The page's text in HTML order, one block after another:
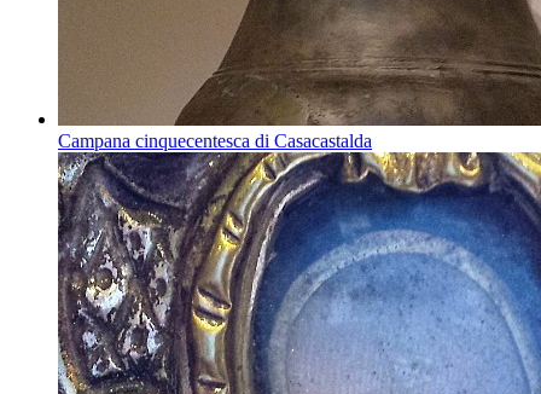
Campana cinquecentesca di Casacastalda